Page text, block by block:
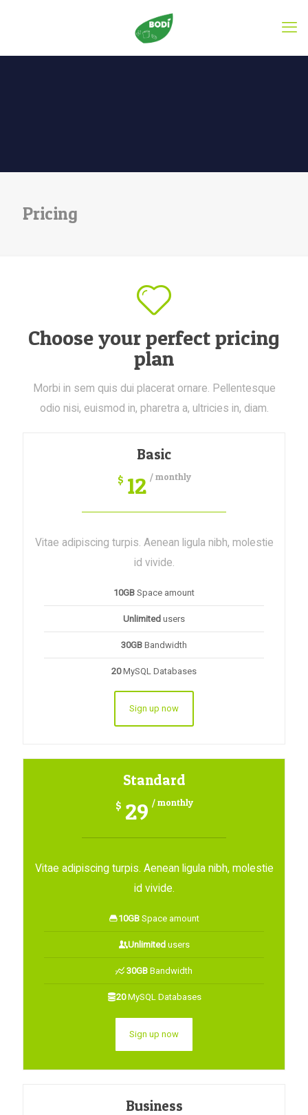
Pricing
Choose your perfect pricing
plan
Morbi in sem quis dui placerat ornare. Pellentesque
odio nisi, euismod in, pharetra a, ultricies in, diam.
Basic
$ 12 / monthly
Vitae adipiscing turpis. Aenean ligula nibh, molestie
id vivide.
10GB Space amount
Unlimited users
30GB Bandwidth
20MySQL Databases
Sign up now
Standard
$ 29 / monthly
Vitae adipiscing turpis. Aenean ligula nibh, molestie
id vivide.
10GBSpace amount
Unlimitedusers
30GB Bandwidth
20MySQL Databases
Sign up now
Business